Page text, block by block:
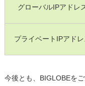
グローバルIPアドレ
プライベートIPアドレ
今後とも、BIGLOBEを